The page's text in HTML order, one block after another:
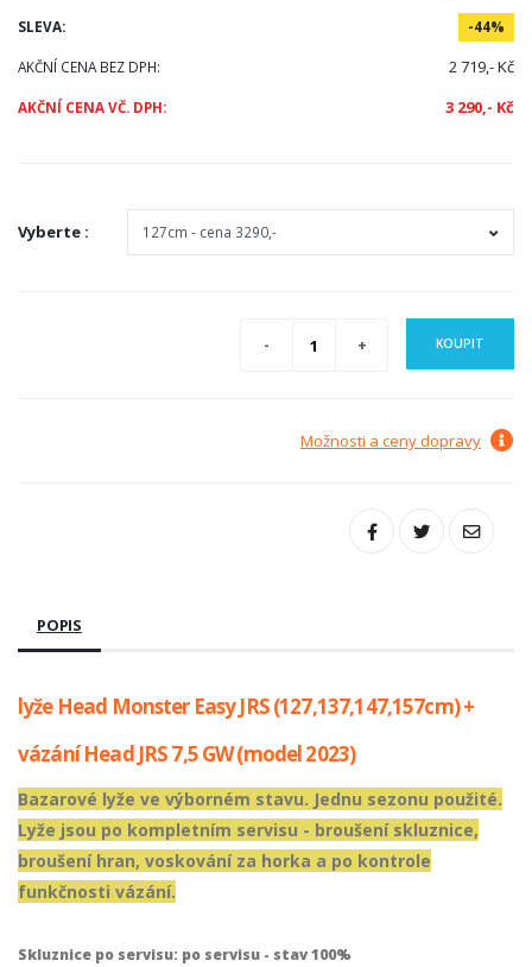
SLEVA: -44%
AKČNÍ CENA BEZ DPH: 2 719,- Kč
AKČNÍ CENA VČ. DPH: 3 290,- Kč
Vyberte :
KOUPIT
Možnosti a ceny dopravy
POPIS
lyže Head Monster Easy JRS (127,137,147,157cm) +
vázání Head JRS 7,5 GW (model 2023)
Bazarové lyže ve výborném stavu. Jednu sezonu použité.
Lyže jsou po kompletním servisu - broušení skluznice,
broušení hran, voskování za horka a po kontrole
funkčnosti vázání.
Skluznice po servisu: po servisu - stav 100%